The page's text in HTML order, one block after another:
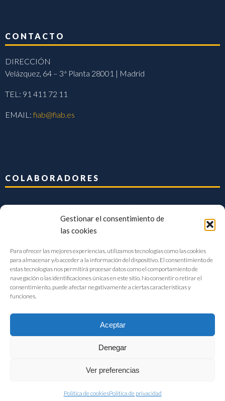
Gestionar el consentimiento de
las cookies
Para ofrecer las mejores experiencias, utilizamos tecnologías como las cookies
para almacenar y/o acceder a la información del dispositivo. El consentimiento de
estas tecnologías nos permitirá procesar datos como el comportamiento de
navegación o las identificaciones únicas en este sitio. No consentir o retirar el
consentimiento, puede afectar negativamente a ciertas características y
funciones.
Aceptar
Denegar
Ver preferencias
Política de cookiesPolítica de privacidad
CONTACTO
DIRECCIÓN
Velázquez, 64 – 3ª Planta 28001 | Madrid
TEL: 91 411 72 11
EMAIL:fiab@fiab.es
COLABORADORES
FIAB Federación Española de Industrias de la Alimentación y Bebidas